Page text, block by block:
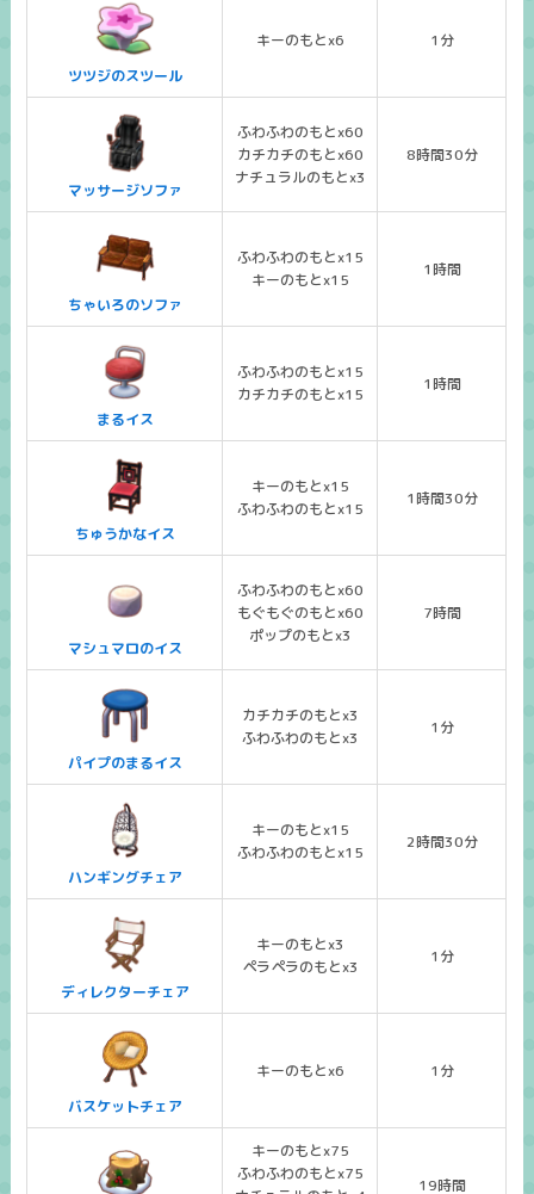
ツツジのスツール
キーのもとx6 1分
マッサージソファ
ふわふわのもとx60
カチカチのもとx60
ナチュラルのもとx3
8時間30分
ちゃいろのソファ
ふわふわのもとx15
キーのもとx15
1時間
まるイス
ふわふわのもとx15
カチカチのもとx15
1時間
ちゅうかなイス
キーのもとx15
ふわふわのもとx15
1時間30分
マシュマロのイス
ふわふわのもとx60
もぐもぐのもとx60
ポップのもとx3
7時間
パイプのまるイス
カチカチのもとx3
ふわふわのもとx3
1分
ハンギングチェア
キーのもとx15
ふわふわのもとx15
2時間30分
ディレクターチェア
キーのもとx3
ペラペラのもとx3
1分
バスケットチェア
キーのもとx6 1分
キーのもとx75
ふわふわのもとx75
19時間